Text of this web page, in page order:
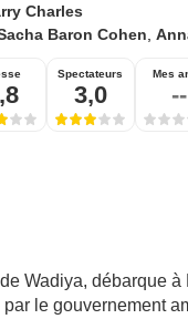
Charles
Baron Cohen
Spectateurs
3,0
Mes
--
Wadiya, débarque
le gouvernement